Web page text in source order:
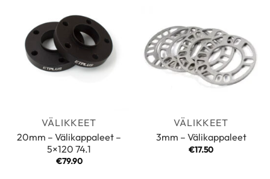
VÄLIKKEET
20mm – Välikappaleet –
5×120 74.1
€79.90
VÄLIKKEET
3mm – Välikappaleet
€17.50